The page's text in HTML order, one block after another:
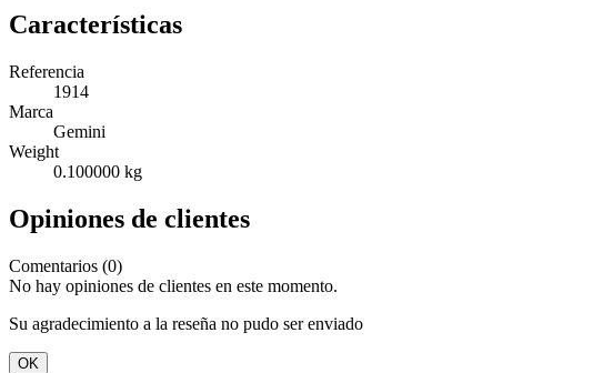
Características
Referencia
1914
Marca
Gemini
Weight
0.100000 kg
Opiniones de clientes
Comentarios (0)
No hay opiniones de clientes en este momento.
Su agradecimiento a la reseña no pudo ser enviado
OK